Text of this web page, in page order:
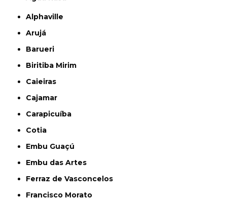
Alphaville
Arujá
Barueri
Biritiba Mirim
Caieiras
Cajamar
Carapicuíba
Cotia
Embu Guaçú
Embu das Artes
Ferraz de Vasconcelos
Francisco Morato